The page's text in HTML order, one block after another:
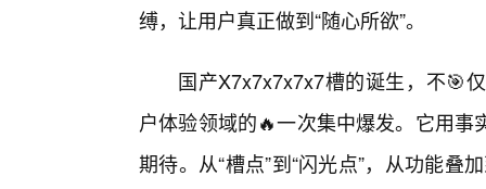
缚，让用户真正做到“随心所欲”。
国产X7x7x7x7x7槽的诞生，不🎯
户体验领域的🔥一次集中爆发。它用
期待。从“槽点”到“闪光点”，从功能叠